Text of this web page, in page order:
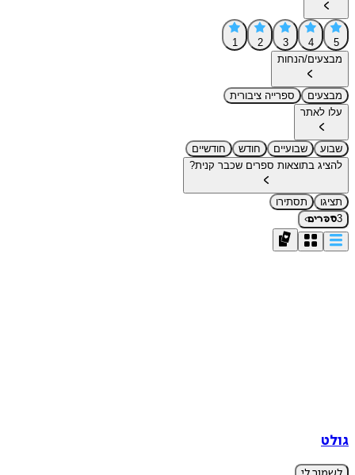
5
4
3
2
1
מבצעים/הנחות
מבצעים
ספרייה ציבורית
עלו לאתר
שבוע שבועיים חודש
חודשיים
להציג בתוצאות ספרים שכבר קנית?
תציגו
תסתירו
3ספרים›
גולט